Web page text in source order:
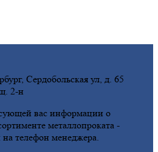
Сердобольская ул, д. 65
2-н
вас информации о
металлопроката -
телефон менеджера.